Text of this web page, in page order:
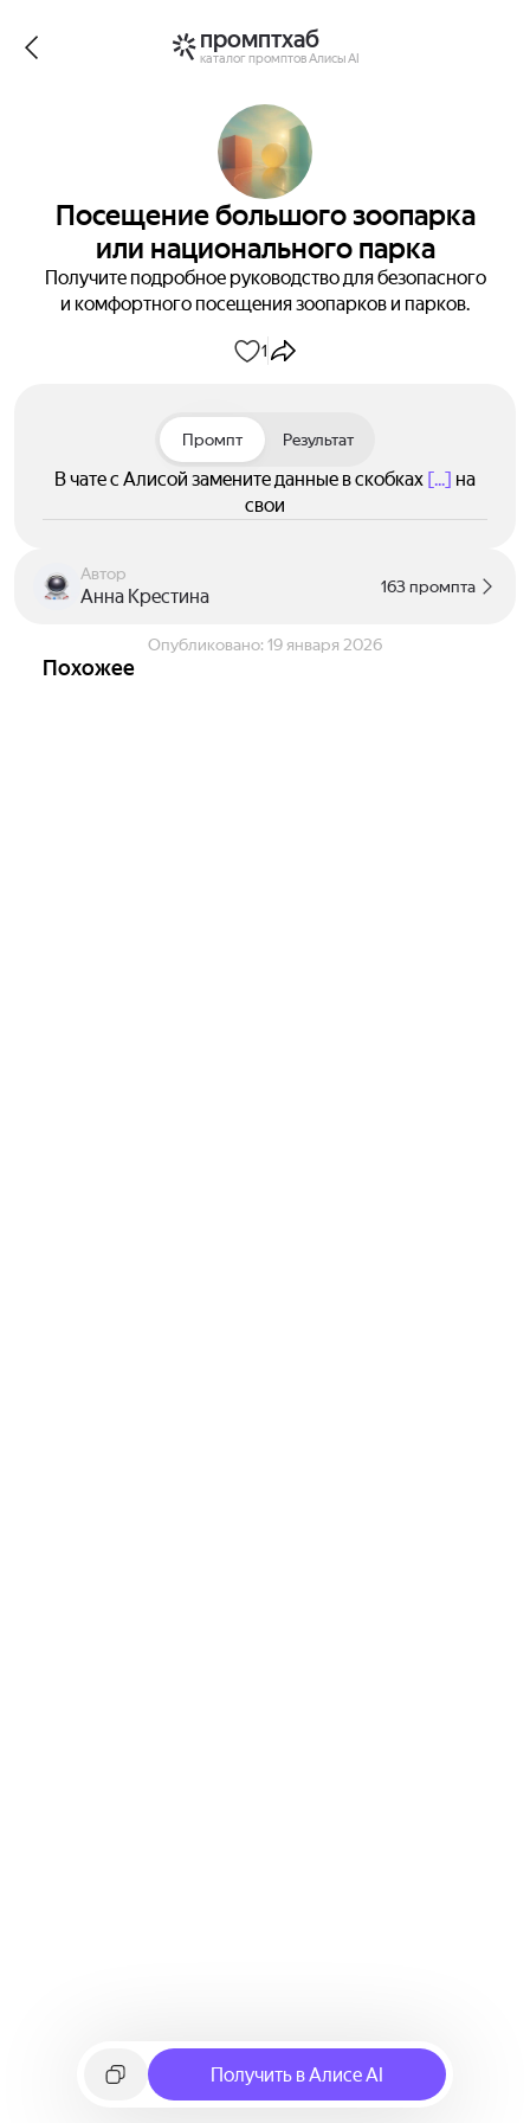
промптхаб
каталог промптов Алисы AI
Посещение большого зоопарка
или национального парка
Получите подробное руководство для безопасного
и комфортного посещения зоопарков и парков.
1
Промпт Результат
В чате с Алисой замените данные в скобках [...] на
свои
Автор
Анна Крестина 163 промпта
Опубликовано: 19 января 2026
Похожее
Получить в Алисе AI